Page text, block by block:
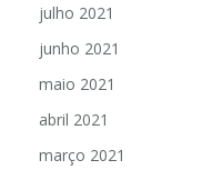
julho 2021
junho 2021
maio 2021
abril 2021
março 2021